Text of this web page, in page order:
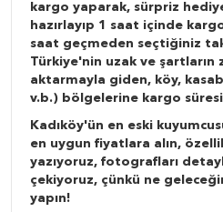
kargo yaparak, sürpriz
hazırlayıp 1 saat içinde
saat geçmeden seçtiğiniz
Türkiye'nin uzak ve şartların
aktarmayla giden, köy,
v.b.) bölgelerine kargo
Kadıköy'ün en eski
en uygun fiyatlara alın,
yazıyoruz, fotografları
çekiyoruz, çünkü ne
yapın!